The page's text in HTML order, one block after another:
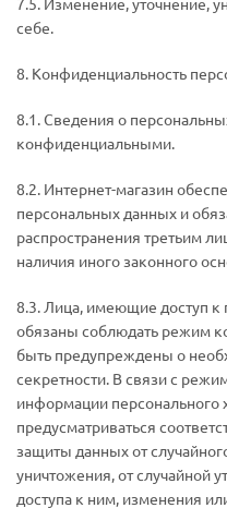
себе.
8. Конфиденциальность
8.1. Сведения о
конфиденциальными.
8.2. Интернет-магазин
персональных данных и
распространения третьим
наличия иного законного
8.3. Лица, имеющие доступ
обязаны соблюдать режим
быть предупреждены о
секретности. В связи с
информации персонального
предусматриваться
защиты данных от
уничтожения, от случайной
доступа к ним, изменения